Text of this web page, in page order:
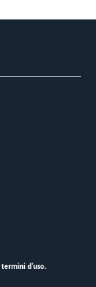
termini d’uso.